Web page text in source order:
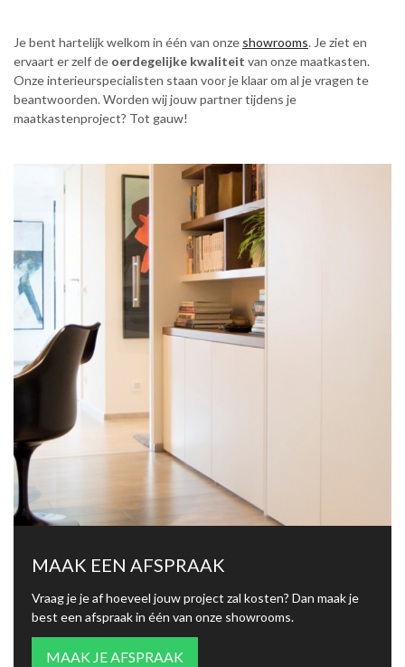
Je bent hartelijk welkom in één van onze showrooms. Je ziet en
ervaart er zelf de oerdegelijke kwaliteit van onze maatkasten.
Onze interieurspecialisten staan voor je klaar om al je vragen te
beantwoorden. Worden wij jouw partner tijdens je
maatkastenproject? Tot gauw!
MAAK EEN AFSPRAAK
Vraag je je af hoeveel jouw project zal kosten? Dan maak je
best een afspraak in één van onze showrooms.
MAAK JE AFSPRAAK